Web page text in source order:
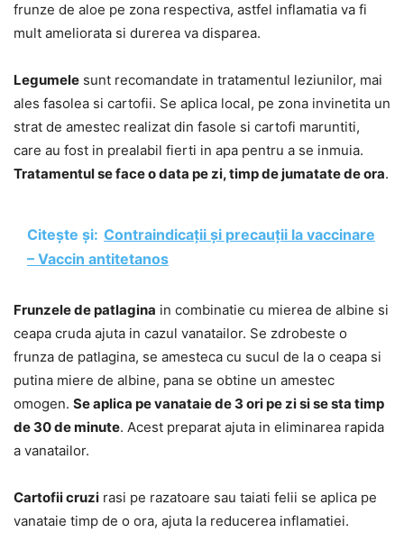
frunze de aloe pe zona respectiva, astfel inflamatia va fi
mult ameliorata si durerea va disparea.
Legumele sunt recomandate in tratamentul leziunilor, mai
ales fasolea si cartofii. Se aplica local, pe zona invinetita un
strat de amestec realizat din fasole si cartofi maruntiti,
care au fost in prealabil fierti in apa pentru a se inmuia.
Tratamentul se face o data pe zi, timp de jumatate de ora.
Citește și: Contraindicații și precauții la vaccinare
– Vaccin antitetanos
Frunzele de patlagina in combinatie cu mierea de albine si
ceapa cruda ajuta in cazul vanatailor. Se zdrobeste o
frunza de patlagina, se amesteca cu sucul de la o ceapa si
putina miere de albine, pana se obtine un amestec
omogen. Se aplica pe vanataie de 3 ori pe zi si se sta timp
de 30 de minute. Acest preparat ajuta in eliminarea rapida
a vanatailor.
Cartofii cruzi rasi pe razatoare sau taiati felii se aplica pe
vanataie timp de o ora, ajuta la reducerea inflamatiei.